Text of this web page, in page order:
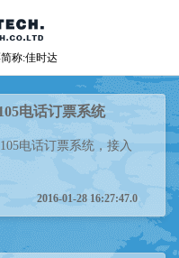
称:佳时达
电话订票系统
电话订票系统，接入
2016-01-28 16:27:47.0